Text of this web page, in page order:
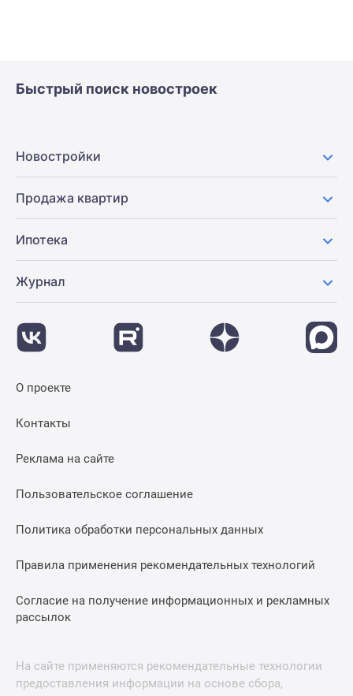
Быстрый поиск новостроек
Новостройки
Продажа квартир
Ипотека
Журнал
О проекте
Контакты
Реклама на сайте
Пользовательское соглашение
Политика обработки персональных данных
Правила применения рекомендательных технологий
Согласие на получение информационных и рекламных
рассылок
На сайте применяются рекомендательные технологии
предоставления информации на основе сбора,